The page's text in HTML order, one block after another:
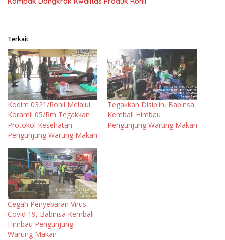
Terkait
Kodim 0321/Rohil Melalui
Koramil 05/Rm Tegakkan
Protokol Kesehatan
Pengunjung Warung Makan
Tegakkan Disiplin, Babinsa
Kembali Himbau
Pengunjung Warung Makan
Cegah Penyebaran Virus
Covid 19, Babinsa Kembali
Himbau Pengunjung
Warung Makan